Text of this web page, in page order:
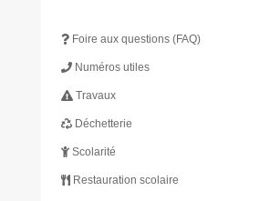
Foire aux questions (FAQ)
Numéros utiles
Travaux
Déchetterie
Scolarité
Restauration scolaire